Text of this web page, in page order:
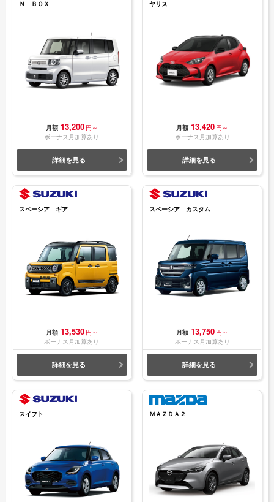
Ｎ ＢＯＸ
月額 13,200 円～
ボーナス月加算あり
詳細を見る
ヤリス
月額 13,420 円～
ボーナス月加算あり
詳細を見る
スペーシア ギア
月額 13,530 円～
ボーナス月加算あり
詳細を見る
スペーシア カスタム
月額 13,750 円～
ボーナス月加算あり
詳細を見る
スイフト ＭＡＺＤＡ２